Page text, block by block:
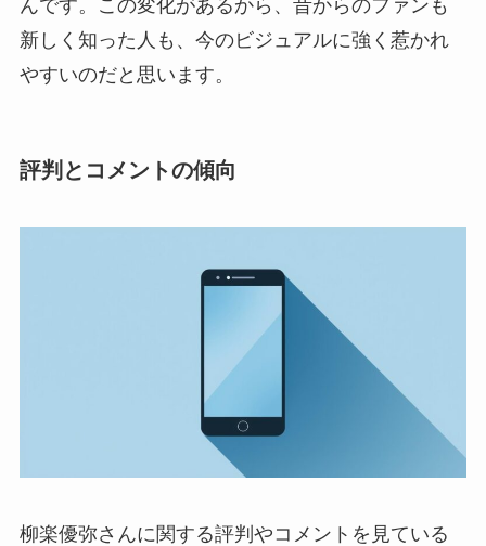
んです。この変化があるから、昔からのファンも
新しく知った人も、今のビジュアルに強く惹かれ
やすいのだと思います。
評判とコメントの傾向
柳楽優弥さんに関する評判やコメントを見ている